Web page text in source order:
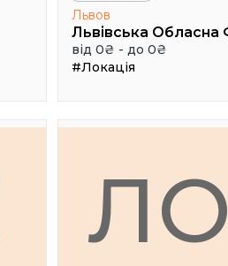
Львов
від 0₴ - до 0₴
#Локація
ЛО